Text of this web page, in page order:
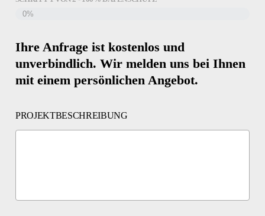
0%
Ihre Anfrage ist kostenlos und
unverbindlich. Wir melden uns bei Ihnen
mit einem persönlichen Angebot.
PROJEKTBESCHREIBUNG